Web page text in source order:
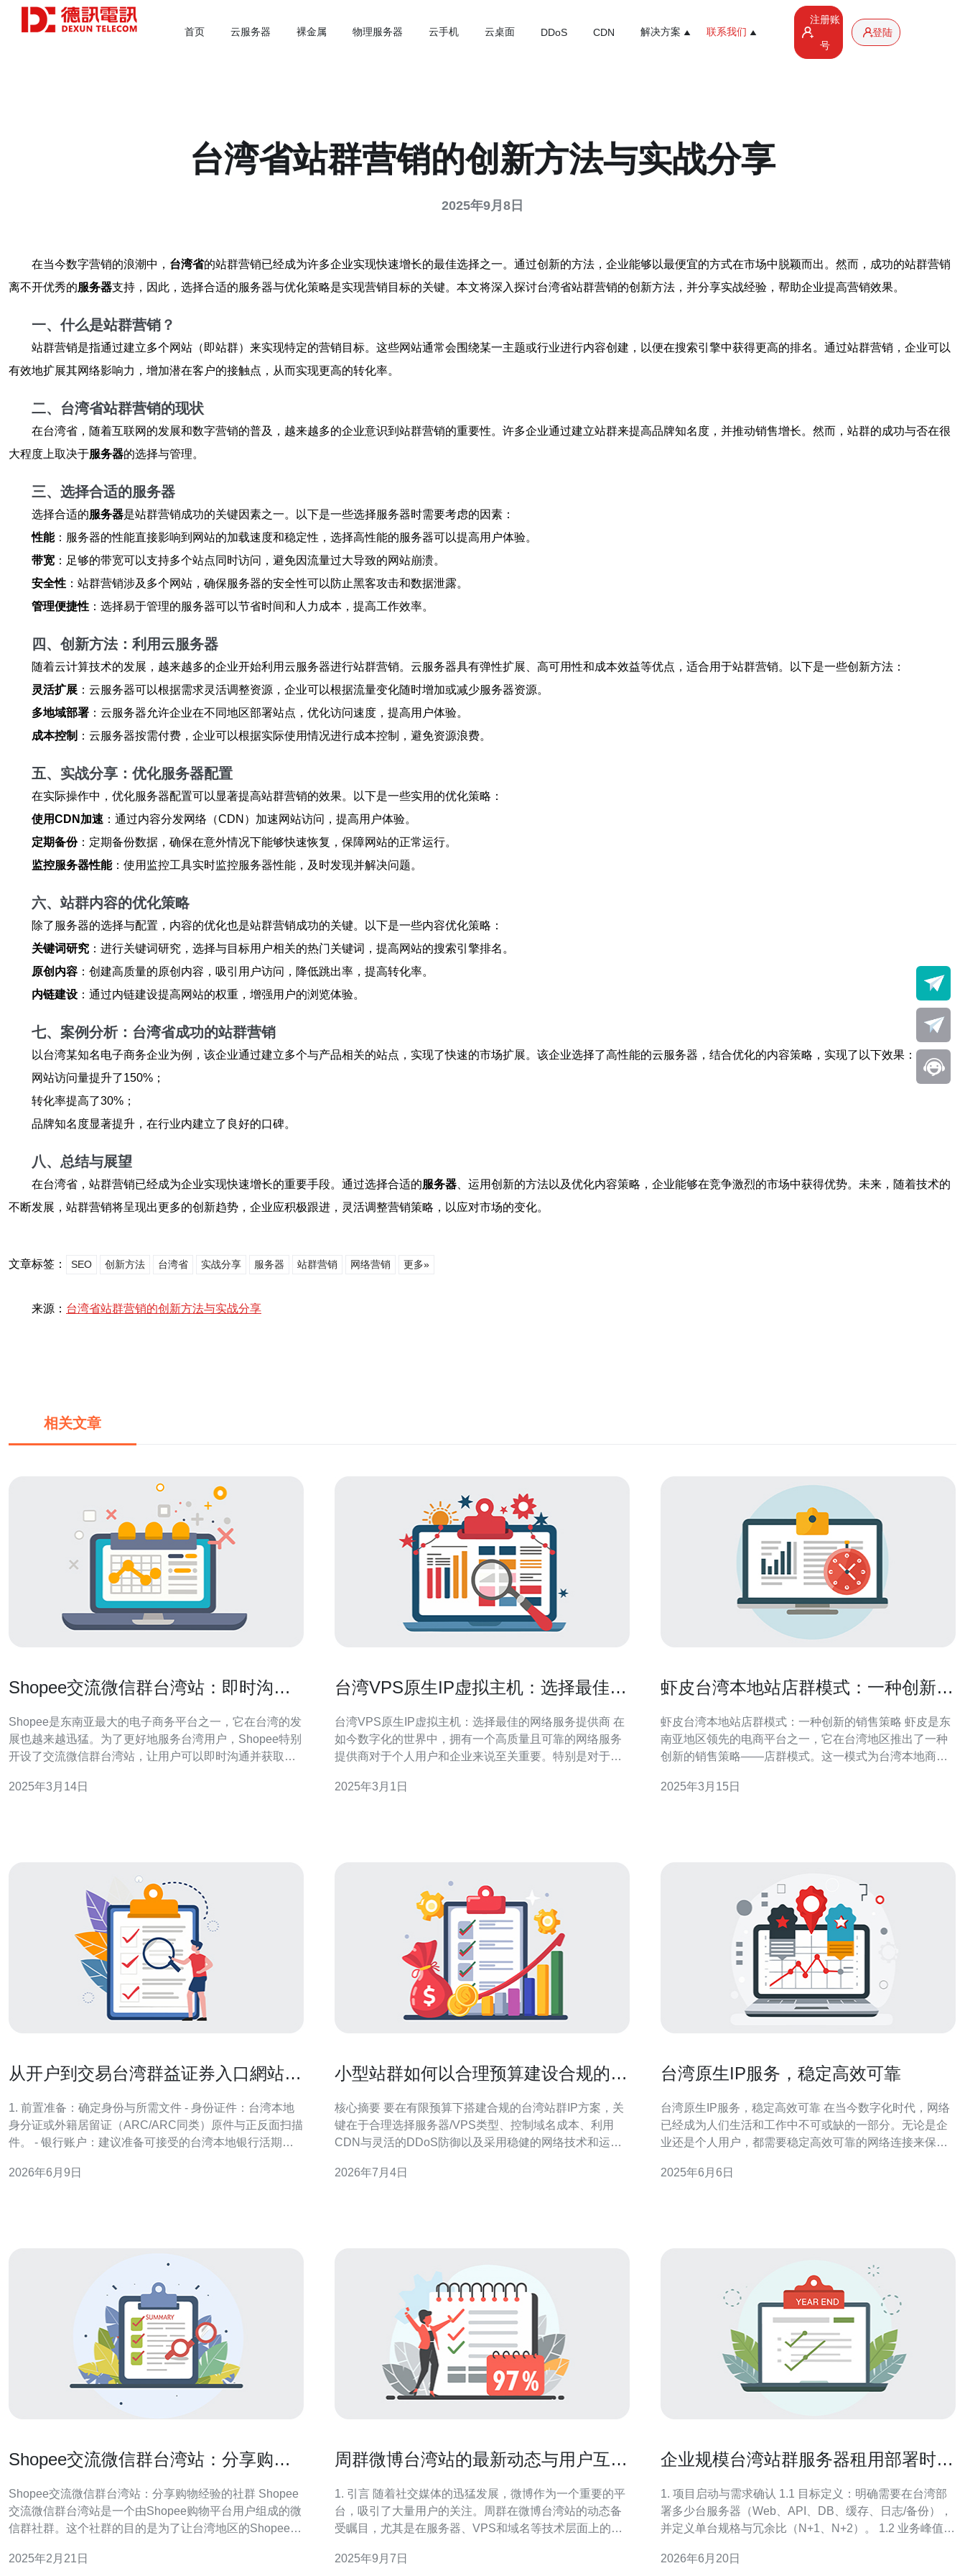
首页 云服务器 裸金属 物理服务器 云手机 云桌面 DDoS CDN 解决方案 联系我们
注册账
号
登陆
台湾省站群营销的创新方法与实战分享
2025年9月8日
在当今数字营销的浪潮中， 台湾省的站群营销已经成为许多企业实现快速增长的最佳选择之一。通过创新的方法，企业能够以最便宜的方式在市场中脱颖而出。然而，成功的站群营销
离不开优秀的服务器支持，因此，选择合适的服务器与优化策略是实现营销目标的关键。本文将深入探讨台湾省站群营销的创新方法，并分享实战经验，帮助企业提高营销效果。
一、什么是站群营销？
站群营销是指通过建立多个网站（即站群）来实现特定的营销目标。这些网站通常会围绕某一主题或行业进行内容创建，以便在搜索引擎中获得更高的排名。通过站群营销，企业可以
有效地扩展其网络影响力，增加潜在客户的接触点，从而实现更高的转化率。
二、台湾省站群营销的现状
在台湾省，随着互联网的发展和数字营销的普及，越来越多的企业意识到站群营销的重要性。许多企业通过建立站群来提高品牌知名度，并推动销售增长。然而，站群的成功与否在很
大程度上取决于服务器的选择与管理。
三、选择合适的服务器
选择合适的服务器是站群营销成功的关键因素之一。以下是一些选择服务器时需要考虑的因素：
性能：服务器的性能直接影响到网站的加载速度和稳定性，选择高性能的服务器可以提高用户体验。
带宽 ：足够的带宽可以支持多个站点同时访问，避免因流量过大导致的网站崩溃。
安全性 ：站群营销涉及多个网站，确保服务器的安全性可以防止黑客攻击和数据泄露。
管理便捷性 ：选择易于管理的服务器可以节省时间和人力成本，提高工作效率。
四、创新方法：利用云服务器
随着云计算技术的发展，越来越多的企业开始利用云服务器进行站群营销。云服务器具有弹性扩展、高可用性和成本效益等优点，适合用于站群营销。以下是一些创新方法：
灵活扩展 ：云服务器可以根据需求灵活调整资源，企业可以根据流量变化随时增加或减少服务器资源。
多地域部署 ：云服务器允许企业在不同地区部署站点，优化访问速度，提高用户体验。
成本控制 ：云服务器按需付费，企业可以根据实际使用情况进行成本控制，避免资源浪费。
五、实战分享：优化服务器配置
在实际操作中，优化服务器配置可以显著提高站群营销的效果。以下是一些实用的优化策略：
使用CDN加速 ：通过内容分发网络（CDN）加速网站访问，提高用户体验。
定期备份：定期备份数据，确保在意外情况下能够快速恢复，保障网站的正常运行。
监控服务器性能：使用监控工具实时监控服务器性能，及时发现并解决问题。
六、站群内容的优化策略
除了服务器的选择与配置，内容的优化也是站群营销成功的关键。以下是一些内容优化策略：
关键词研究 ：进行关键词研究，选择与目标用户相关的热门关键词，提高网站的搜索引擎排名。
原创内容 ：创建高质量的原创内容，吸引用户访问，降低跳出率，提高转化率。
内链建设 ：通过内链建设提高网站的权重，增强用户的浏览体验。
七、案例分析：台湾省成功的站群营销
以台湾某知名电子商务企业为例，该企业通过建立多个与产品相关的站点，实现了快速的市场扩展。该企业选择了高性能的云服务器，结合优化的内容策略，实现了以下效果：
网站访问量提升了150%；
转化率提高了30%；
品牌知名度显著提升，在行业内建立了良好的口碑。
八、总结与展望
在台湾省，站群营销已经成为企业实现快速增长的重要手段。通过选择合适的服务器 、运用创新的方法以及优化内容策略，企业能够在竞争激烈的市场中获得优势。未来，随着技术的
不断发展，站群营销将呈现出更多的创新趋势，企业应积极跟进，灵活调整营销策略，以应对市场的变化。
文章标签： SEO 创新方法 台湾省 实战分享 服务器 站群营销 网络营销 更多»
来源： 台湾省站群营销的创新方法与实战分享
相关文章
Shopee交流微信群台湾站：即时沟通
Shopee是东南亚最大的电子商务平台之一，它在台湾的发
展也越来越迅猛。为了更好地服务台湾用户，Shopee特别
开设了交流微信群台湾站，让用户可以即时沟通并获取购
平台，让大家能够更好地享受Shopee购物的乐趣。 在
2025年3月14日
台湾VPS原生IP虚拟主机：选择最佳的
台湾VPS原生IP虚拟主机：选择最佳的网络服务提供商 在
如今数字化的世界中，拥有一个高质量且可靠的网络服务
提供商对于个人用户和企业来说至关重要。特别是对于那
的网络服务提供商至关重要。 VPS原生IP虚拟主机是一种
2025年3月1日
虾皮台湾本地站店群模式：一种创新的
虾皮台湾本地站店群模式：一种创新的销售策略 虾皮是东
南亚地区领先的电商平台之一，它在台湾地区推出了一种
创新的销售策略——店群模式。这一模式为台湾本地商家
2025年3月15日
从开户到交易台湾群益证券入口網站完
1. 前置准备：确定身份与所需文件 - 身份证件：台湾本地
身分证或外籍居留证（ARC/ARC同类）原件与正反面扫描
件。 - 银行账户：建议准备可接受的台湾本地银行活期账
公司登記資料、負責人身分證、印鑑證明；若为外籍开
2026年6月9日
小型站群如何以合理预算建设合规的台
核心摘要 要在有限预算下搭建合规的台湾站群IP方案，关
键在于合理选择服务器/VPS类型、控制域名成本、利用
CDN与灵活的DDoS防御以及采用稳健的网络技术和运维
的实操建议，并在成本与合规之间找到平衡点，最后推荐
2026年7月4日
台湾原生IP服务，稳定高效可靠
台湾原生IP服务，稳定高效可靠 在当今数字化时代，网络
已经成为人们生活和工作中不可或缺的一部分。无论是企
业还是个人用户，都需要稳定高效可靠的网络连接来保证
这样优质网络连接的选择。 台湾原生IP服务是指使用来自
2025年6月6日
Shopee交流微信群台湾站：分享购物
Shopee交流微信群台湾站：分享购物经验的社群 Shopee
交流微信群台湾站是一个由Shopee购物平台用户组成的微
信群社群。这个社群的目的是为了让台湾地区的Shopee用
题。 加入Shopee交流微信群台湾站有以下几个好处： 分
2025年2月21日
周群微博台湾站的最新动态与用户互动
1. 引言 随着社交媒体的迅猛发展，微博作为一个重要的平
台，吸引了大量用户的关注。周群在微博台湾站的动态备
受瞩目，尤其是在服务器、VPS和域名等技术层面上的表
2025年9月7日
企业规模台湾站群服务器租用部署时间
1. 项目启动与需求确认 1.1 目标定义：明确需要在台湾部
署多少台服务器（Web、API、DB、缓存、日志/备份），
并定义单台规格与冗余比（N+1、N+2）。 1.2 业务峰值估
盘和出网带宽，确定是否需要多可用区或多线路。 1.3 合
2026年6月20日